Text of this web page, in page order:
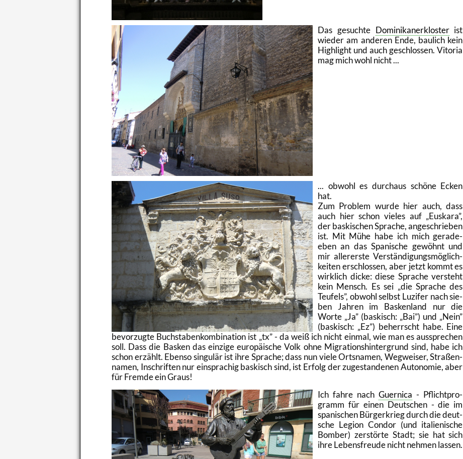
Das ge­such­te Do­mi­ni­ka­ner­klos­terist
wie­der am an­de­ren Ende, bau­lich kein
High­light und auch ge­schlos­sen. Vi­to­ria
mag mich wohl nicht ...
... ob­wohl es durch­aus schö­ne Ecken
hat.
Zum Pro­blem wurde hier auch, dass
auch hier schon vie­les auf
Eus­ka­ra ,
der bas­ki­schen Spra­che, an­ge­schrie­ben
ist. Mit Mühe habe ich mich ge­ra­de­
eben an das Spa­ni­sche ge­wöhnt und
mir al­ler­ers­te Ver­stän­di­gungs­mög­lich­
kei­ten er­schlos­sen, aber jetzt kommt es
wirk­lich dicke: diese Spra­che ver­steht
kein Mensch. Es sei
die Spra­che des
Teu­fels, ob­wohl selbst Lu­zi­fer nach sie­
ben Jah­ren im Bas­ken­land nur die
Worte Ja (bas­kisch: Bai ) und
Nein
(bas­kisch:
Ez ) be­herrscht habe. Eine
be­vor­zug­te Buch­sta­ben­kom­bi­na­ti­on ist tx - da weiß ich nicht ein­mal, wie man es aus­spre­chen
soll. Dass die Bas­ken das ein­zi­ge eu­ro­päi­sche Volk ohne Mi­gra­ti­ons­hin­ter­grund sind, habe ich
schon er­zählt. Eben­so sin­gu­lär ist ihre Spra­che; dass nun viele Orts­na­men, Weg­wei­ser, Stra­ßen­
na­men, In­schrif­ten nur ein­spra­chig bas­kisch sind, ist Er­folg der zu­ge­stan­de­nen Au­to­no­mie, aber
für Frem­de ein Graus!
Ich fahre nachGuer­ni­ca - Pflicht­pro­
gramm für einen Deut­schen - die im
spa­ni­schen Bür­ger­krieg durch die deut­
sche Le­gi­on Con­dor (und ita­lie­ni­sche
Bom­ber) zer­stör­te Stadt; sie hat sich
ihre Le­bens­freu­de nicht neh­men las­sen.